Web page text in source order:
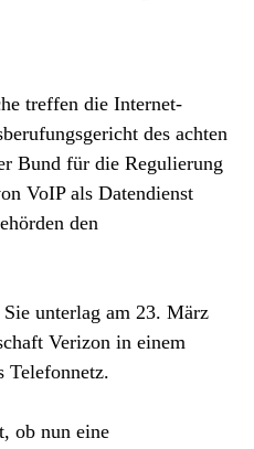
treffen die Internet-
des achten
Bund für die Regulierung
VoIP als Datendienst
den
unterlag am 23. März
Verizon in einem
Telefonnetz.
ob nun eine